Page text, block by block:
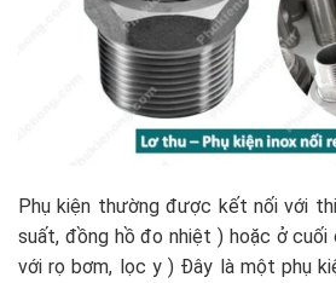
Phụ kiện thường được kết nối với
suất, đồng hồ đo nhiệt ) hoặc ở
với rọ bơm, lọc y ) Đây là một phụ